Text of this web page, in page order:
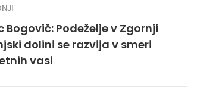
Bogovič: Podeželje v Zgornji
dolini se razvija v smeri
vasi